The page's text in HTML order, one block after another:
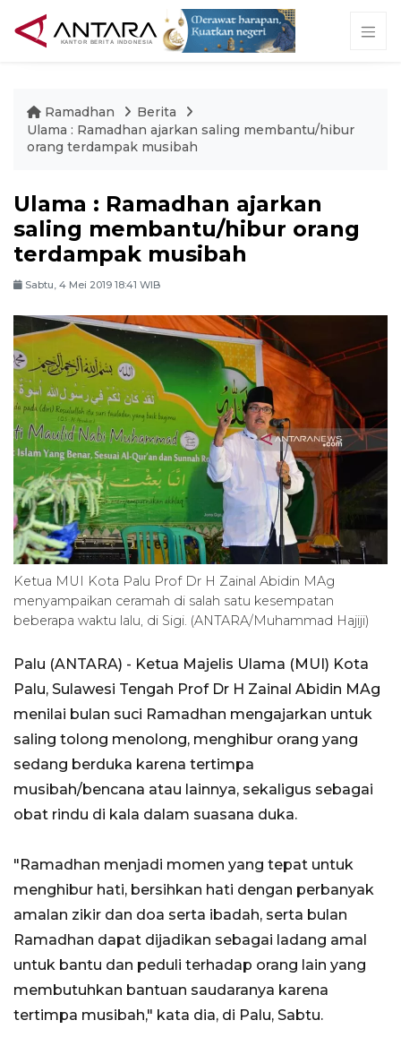
Ramadhan
Berita
Ulama : Ramadhan ajarkan saling membantu/hibur
orang terdampak musibah
Ulama : Ramadhan ajarkan
saling membantu/hibur orang
terdampak musibah
Sabtu, 4 Mei 2019 18:41 WIB
Ketua MUI Kota Palu Prof Dr H Zainal Abidin MAg
menyampaikan ceramah di salah satu kesempatan
beberapa waktu lalu, di Sigi. (ANTARA/Muhammad Hajiji)
Palu (ANTARA) - Ketua Majelis Ulama (MUI) Kota
Palu, Sulawesi Tengah Prof Dr H Zainal Abidin MAg
menilai bulan suci Ramadhan mengajarkan untuk
saling tolong menolong, menghibur orang yang
sedang berduka karena tertimpa
musibah/bencana atau lainnya, sekaligus sebagai
obat rindu di kala dalam suasana duka.
"Ramadhan menjadi momen yang tepat untuk
menghibur hati, bersihkan hati dengan perbanyak
amalan zikir dan doa serta ibadah, serta bulan
Ramadhan dapat dijadikan sebagai ladang amal
untuk bantu dan peduli terhadap orang lain yang
membutuhkan bantuan saudaranya karena
tertimpa musibah," kata dia, di Palu, Sabtu.